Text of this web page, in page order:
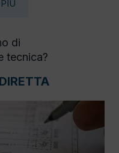
di
tecnica?